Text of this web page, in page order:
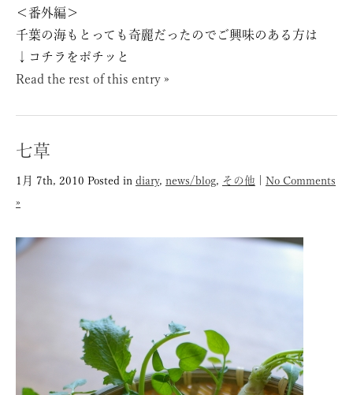
＜番外編＞
千葉の海もとっても奇麗だったのでご興味のある方は
↓コチラをポチッと
Read the rest of this entry »
七草
1月 7th, 2010 Posted in diary, news/blog, その他
No Comments
»